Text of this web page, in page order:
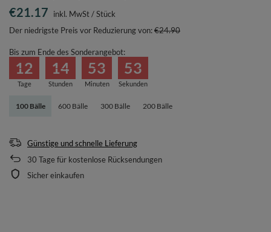
100 Bälle 600 Bälle 300 Bälle 200 Bälle
€21.17 inkl. MwSt/Stück
Der niedrigste Preis vor Reduzierung von:€24.90
Bis zum Ende des Sonderangebot:
Tage
12
Stunden
14
Minuten
53
Sekunden
53
Günstige und schnelle Lieferung
30 Tage für kostenlose Rücksendungen
Sicher einkaufen